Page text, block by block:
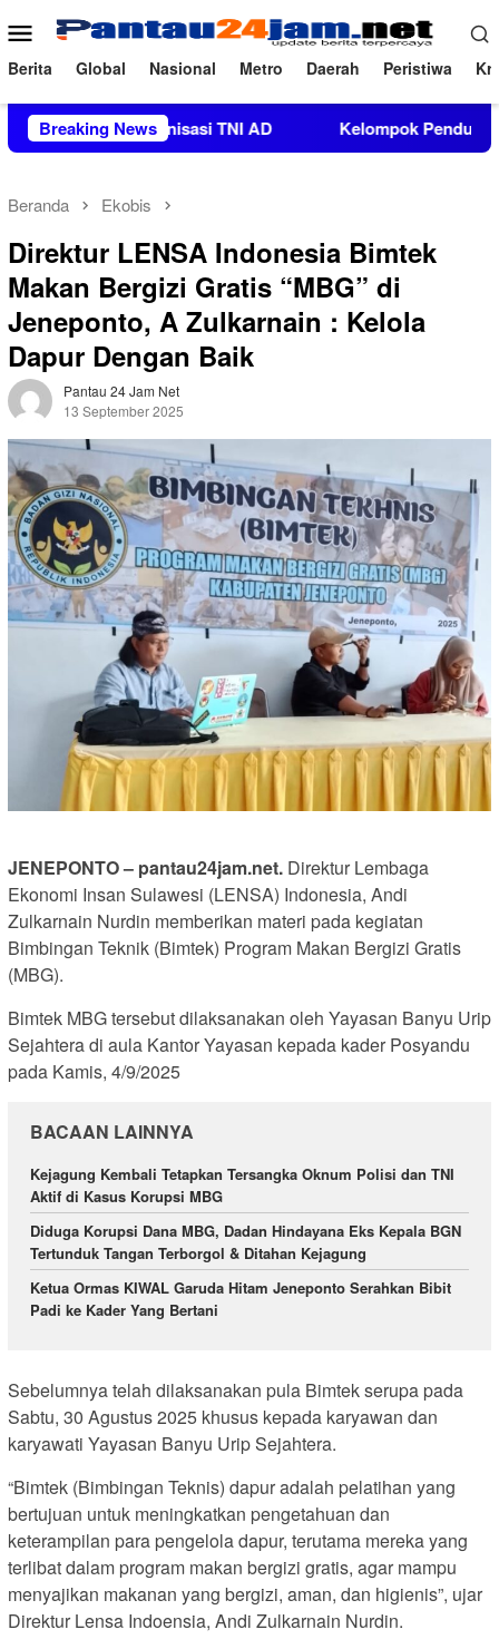
ke
konten
Menu
Mobile
Berita Global Nasional Metro Daerah Peristiwa
Breaking News
Organisasi TNI AD Kelompok Pendukung Moha
Beranda Ekobis
Direktur LENSA Indonesia Bimtek
Makan Bergizi Gratis “MBG” di
Jeneponto, A Zulkarnain : Kelola
Dapur Dengan Baik
Pantau 24 Jam Net
13 September 2025
JENEPONTO – pantau24jam.net. Direktur Lembaga
Ekonomi Insan Sulawesi (LENSA) Indonesia, Andi
Zulkarnain Nurdin memberikan materi pada kegiatan
Bimbingan Teknik (Bimtek) Program Makan Bergizi Gratis
(MBG).
Bimtek MBG tersebut dilaksanakan oleh Yayasan Banyu Urip
Sejahtera di aula Kantor Yayasan kepada kader Posyandu
pada Kamis, 4/9/2025
BACAAN LAINNYA
Kejagung Kembali Tetapkan Tersangka Oknum Polisi dan TNI
Aktif di Kasus Korupsi MBG
Diduga Korupsi Dana MBG, Dadan Hindayana Eks Kepala BGN
Tertunduk Tangan Terborgol & Ditahan Kejagung
Ketua Ormas KIWAL Garuda Hitam Jeneponto Serahkan Bibit
Padi ke Kader Yang Bertani
Sebelumnya telah dilaksanakan pula Bimtek serupa pada
Sabtu, 30 Agustus 2025 khusus kepada karyawan dan
karyawati Yayasan Banyu Urip Sejahtera.
“Bimtek (Bimbingan Teknis) dapur adalah pelatihan yang
bertujuan untuk meningkatkan pengetahuan dan
keterampilan para pengelola dapur, terutama mereka yang
terlibat dalam program makan bergizi gratis, agar mampu
menyajikan makanan yang bergizi, aman, dan higienis”, ujar
Direktur Lensa Indoensia, Andi Zulkarnain Nurdin.